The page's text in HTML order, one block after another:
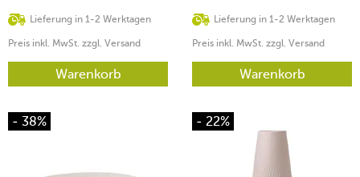
Lieferung in 1-2 Werktagen
Preis inkl. MwSt. zzgl. Versand
Warenkorb
Lieferung in 1-2 Werktagen
Preis inkl. MwSt. zzgl. Versand
Warenkorb
- 38% - 22%